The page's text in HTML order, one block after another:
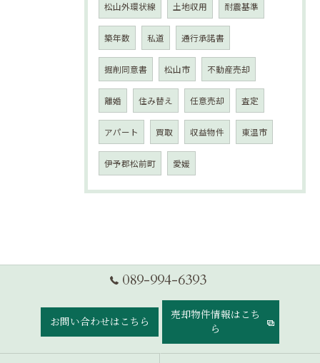
松山外環状線 土地収用 耐震基準
築年数 私道 通行承諾書
掘削同意書 松山市 不動産売却
離婚 住み替え 任意売却 査定
アパート 買取 収益物件 東温市
伊予郡松前町 愛媛
089-994-6393
お問い合わせはこちら
売却物件情報はこち
ら